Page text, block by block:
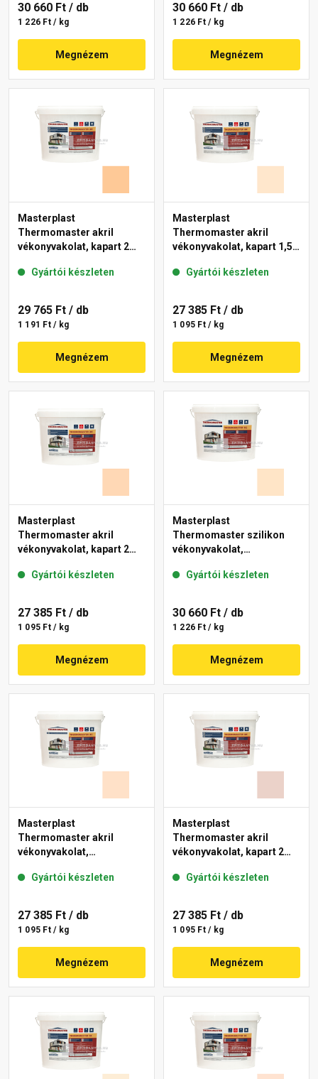
30 660 Ft / db
1 226 Ft / kg
Megnézem
30 660 Ft / db
1 226 Ft / kg
Megnézem
Masterplast
Thermomaster akril
vékonyvakolat, kapart 2
Gyártói készleten
29 765 Ft / db
1 191 Ft / kg
Megnézem
Masterplast
Thermomaster akril
vékonyvakolat, kapart 1,5
Gyártói készleten
27 385 Ft / db
1 095 Ft / kg
Megnézem
Masterplast
Thermomaster akril
vékonyvakolat, kapart 2
Gyártói készleten
27 385 Ft / db
1 095 Ft / kg
Megnézem
Masterplast
Thermomaster szilikon
vékonyvakolat,
03-E 25 kg
Gyártói készleten
30 660 Ft / db
1 226 Ft / kg
Megnézem
Masterplast
Thermomaster akril
vékonyvakolat,
04-E 25 kg
Gyártói készleten
27 385 Ft / db
1 095 Ft / kg
Megnézem
Masterplast
Thermomaster akril
vékonyvakolat, kapart 2
Gyártói készleten
27 385 Ft / db
1 095 Ft / kg
Megnézem